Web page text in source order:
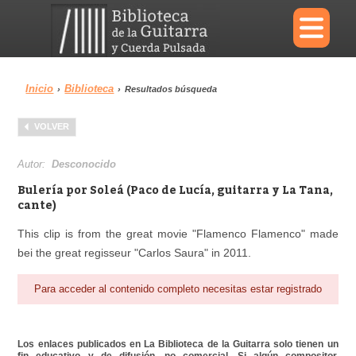
×
Menu
Biblioteca
Área personal
Inicio › Biblioteca › Resultados búsqueda
VOLVER
Autor:Desconocido
Bulería por Soleá (Paco de Lucía, guitarra y La Tana,
cante)
This clip is from the great movie "Flamenco Flamenco" made
bei the great regisseur "Carlos Saura" in 2011.
Para acceder al contenido completo necesitas estar registrado
Los enlaces publicados en La Biblioteca de la Guitarra solo tienen un